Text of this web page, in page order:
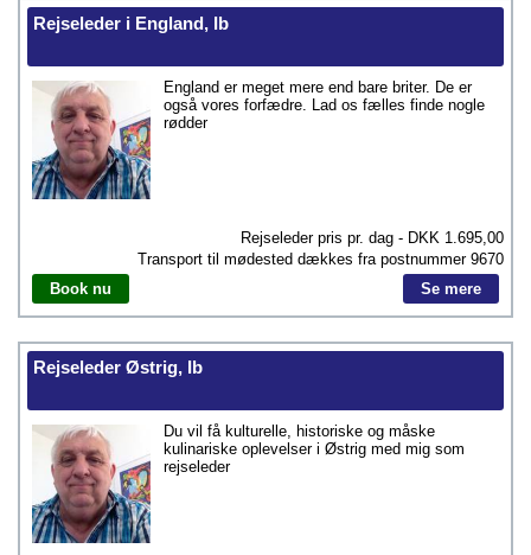
Rejseleder i England, Ib
England er meget mere end bare briter. De er
også vores forfædre. Lad os fælles finde nogle
rødder
Rejseleder pris pr. dag - DKK 1.695,00
Transport til mødested dækkes fra postnummer 9670
Book nu
Se mere
Rejseleder Østrig, Ib
Du vil få kulturelle, historiske og måske
kulinariske oplevelser i Østrig med mig som
rejseleder